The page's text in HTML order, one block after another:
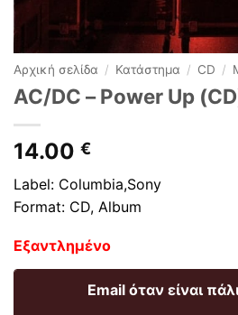
Αρχική σελίδα / Κατάστημα / CD /
AC/DC ‎– Power Up
14.00 €
Label: Columbia,Sony
Format: CD, Album
Εξαντλημένο
Email όταν είναι